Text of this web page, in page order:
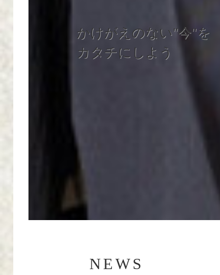
かけがえのない"今"を
カタチにしよう
NEWS